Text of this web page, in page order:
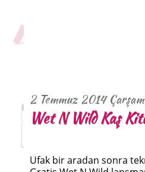
2 Temmuz 2014
Wet N Wild Kaş Kiti
Ufak bir aradan sonra